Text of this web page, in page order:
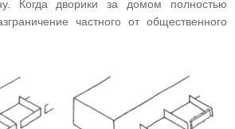
Когда дворики за домом полностью
частного от общественного